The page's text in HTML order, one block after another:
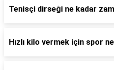
Tenisçi dirseği ne kadar
Hızlı kilo vermek için spor